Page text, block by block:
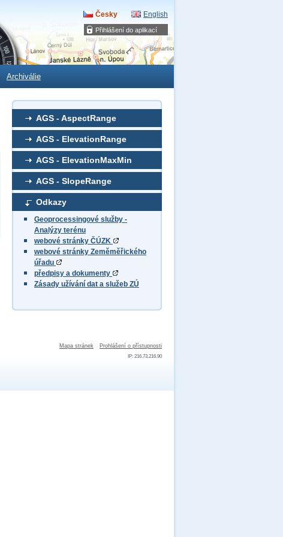
Přihlášení do aplikací
Česky English
Archiválie
AGS - AspectRange
AGS - ElevationRange
AGS - ElevationMaxMin
AGS - SlopeRange
Odkazy
Geoprocessingové služby -
Analýzy terénu
webové stránky ČÚZK
webové stránky Zeměměřického
úřadu
předpisy a dokumenty
Zásady užívání dat a služeb ZÚ
Mapa stránek Prohlášení o přístupnosti
IP: 216.73.216.90